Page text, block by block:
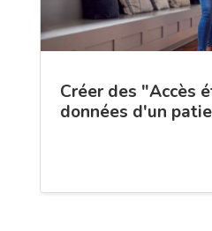
Créer des "Accès
données d'un